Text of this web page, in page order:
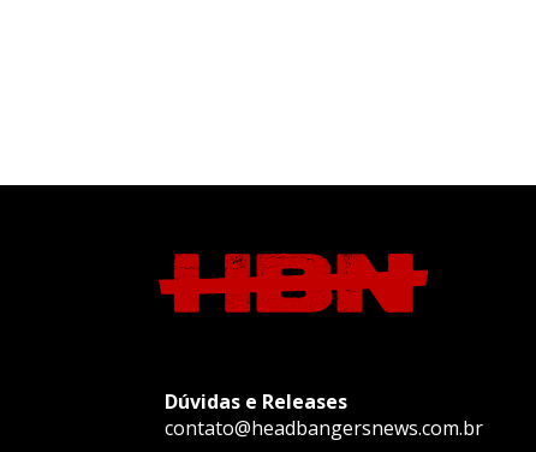
Dúvidas e Releases
contato@headbangersnews.com.br